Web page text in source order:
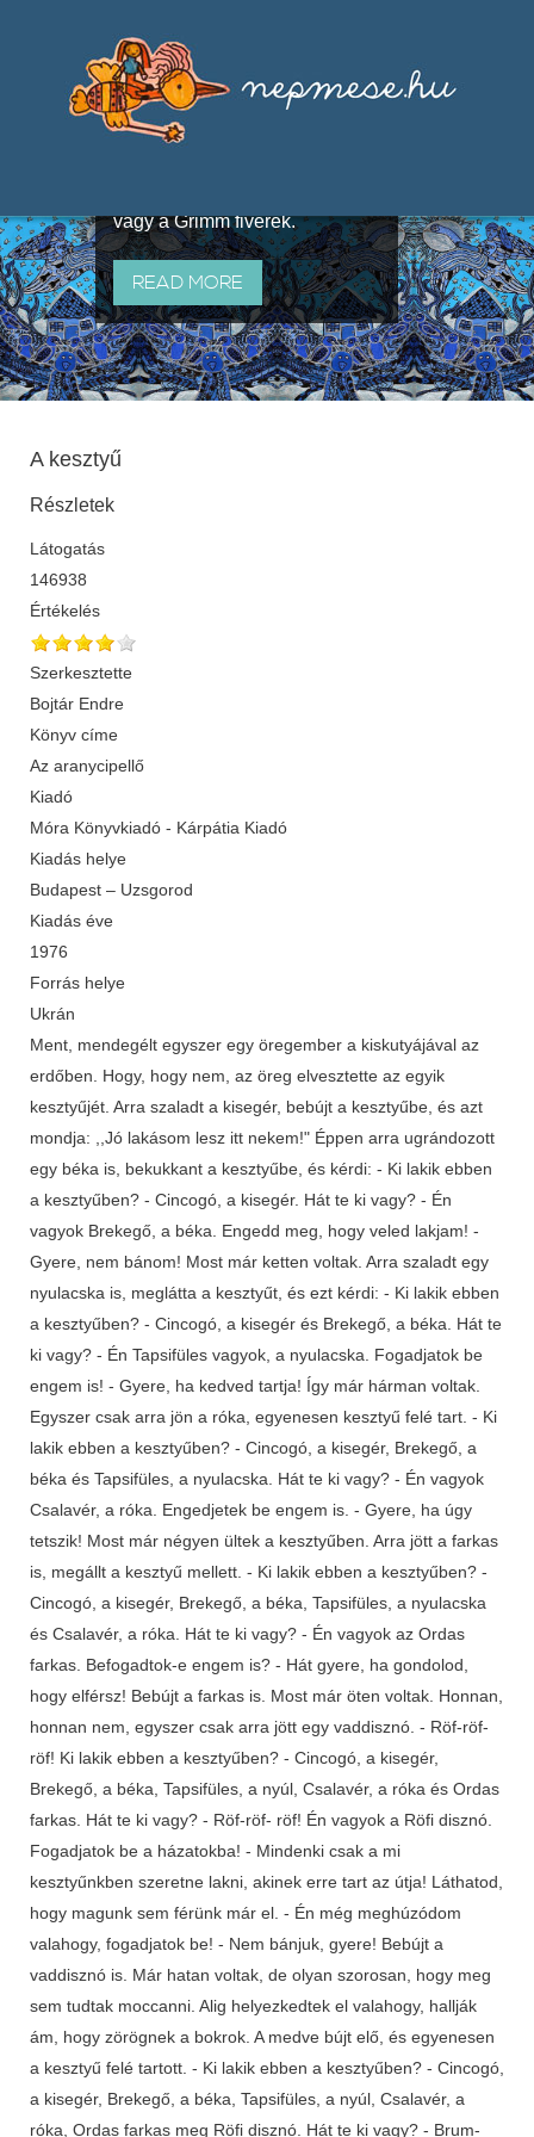
útján terjedő elbeszélésekből,
melyeket olyan ismert gyűjtők
állítottak össze, mint Benedek
vagy a Grimm fivérek.
READ MORE
A kesztyű
Részletek
Látogatás
146938
Értékelés
Szerkesztette
Bojtár Endre
Könyv címe
Az aranycipellő
Kiadó
Móra Könyvkiadó - Kárpátia Kiadó
Kiadás helye
Budapest – Uzsgorod
Kiadás éve
1976
Forrás helye
Ukrán
Ment, mendegélt egyszer egy öregember a kiskutyájával az
erdőben. Hogy, hogy nem, az öreg elvesztette az egyik
kesztyűjét. Arra szaladt a kisegér, bebújt a kesztyűbe, és azt
mondja: ,,Jó lakásom lesz itt nekem!" Éppen arra ugrándozott
egy béka is, bekukkant a kesztyűbe, és kérdi: - Ki lakik ebben
a kesztyűben? - Cincogó, a kisegér. Hát te ki vagy? - Én
vagyok Brekegő, a béka. Engedd meg, hogy veled lakjam! -
Gyere, nem bánom! Most már ketten voltak. Arra szaladt egy
nyulacska is, meglátta a kesztyűt, és ezt kérdi: - Ki lakik ebben
a kesztyűben? - Cincogó, a kisegér és Brekegő, a béka. Hát te
ki vagy? - Én Tapsifüles vagyok, a nyulacska. Fogadjatok be
engem is! - Gyere, ha kedved tartja! Így már hárman voltak.
Egyszer csak arra jön a róka, egyenesen kesztyű felé tart. - Ki
lakik ebben a kesztyűben? - Cincogó, a kisegér, Brekegő, a
béka és Tapsifüles, a nyulacska. Hát te ki vagy? - Én vagyok
Csalavér, a róka. Engedjetek be engem is. - Gyere, ha úgy
tetszik! Most már négyen ültek a kesztyűben. Arra jött a farkas
is, megállt a kesztyű mellett. - Ki lakik ebben a kesztyűben? -
Cincogó, a kisegér, Brekegő, a béka, Tapsifüles, a nyulacska
és Csalavér, a róka. Hát te ki vagy? - Én vagyok az Ordas
farkas. Befogadtok-e engem is? - Hát gyere, ha gondolod,
hogy elférsz! Bebújt a farkas is. Most már öten voltak. Honnan,
honnan nem, egyszer csak arra jött egy vaddisznó. - Röf-röf-
röf! Ki lakik ebben a kesztyűben? - Cincogó, a kisegér,
Brekegő, a béka, Tapsifüles, a nyúl, Csalavér, a róka és Ordas
farkas. Hát te ki vagy? - Röf-röf- röf! Én vagyok a Röfi disznó.
Fogadjatok be a házatokba! - Mindenki csak a mi
kesztyűnkben szeretne lakni, akinek erre tart az útja! Láthatod,
hogy magunk sem férünk már el. - Én még meghúzódom
valahogy, fogadjatok be! - Nem bánjuk, gyere! Bebújt a
vaddisznó is. Már hatan voltak, de olyan szorosan, hogy meg
sem tudtak moccanni. Alig helyezkedtek el valahogy, hallják
ám, hogy zörögnek a bokrok. A medve bújt elő, és egyenesen
a kesztyű felé tartott. - Ki lakik ebben a kesztyűben? - Cincogó,
a kisegér, Brekegő, a béka, Tapsifüles, a nyúl, Csalavér, a
róka, Ordas farkas meg Röfi disznó. Hát te ki vagy? - Brum-